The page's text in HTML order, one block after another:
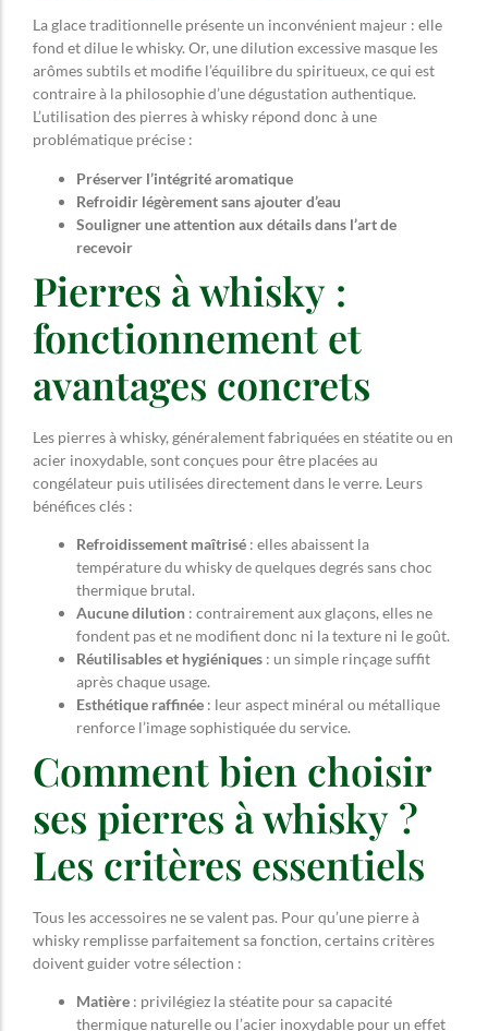
La glace traditionnelle présente un inconvénient majeur : elle
fond et dilue le whisky. Or, une dilution excessive masque les
arômes subtils et modifie l’équilibre du spiritueux, ce qui est
contraire à la philosophie d’une dégustation authentique.
L’utilisation des pierres à whisky répond donc à une
problématique précise :
Préserver l’intégrité aromatique
Refroidir légèrement sans ajouter d’eau
Souligner une attention aux détails dans l’art de
recevoir
Pierres à whisky :
fonctionnement et
avantages concrets
Les pierres à whisky, généralement fabriquées en stéatite ou en
acier inoxydable, sont conçues pour être placées au
congélateur puis utilisées directement dans le verre. Leurs
bénéfices clés :
Refroidissement maîtrisé : elles abaissent la
température du whisky de quelques degrés sans choc
thermique brutal.
Aucune dilution : contrairement aux glaçons, elles ne
fondent pas et ne modifient donc ni la texture ni le goût.
Réutilisables et hygiéniques : un simple rinçage suffit
après chaque usage.
Esthétique raffinée : leur aspect minéral ou métallique
renforce l’image sophistiquée du service.
Comment bien choisir
ses pierres à whisky ?
Les critères essentiels
Tous les accessoires ne se valent pas. Pour qu’une pierre à
whisky remplisse parfaitement sa fonction, certains critères
doivent guider votre sélection :
Matière : privilégiez la stéatite pour sa capacité
thermique naturelle ou l’acier inoxydable pour un effet